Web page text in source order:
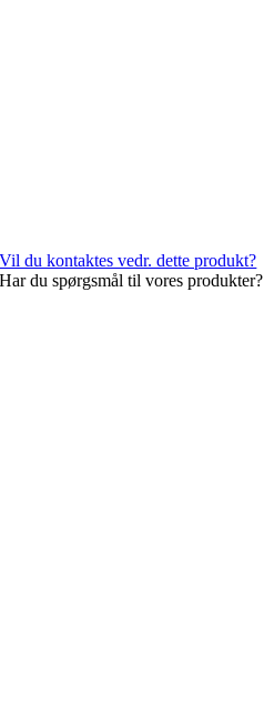
Vil du kontaktes vedr. dette produkt?
Har du spørgsmål til vores produkter?